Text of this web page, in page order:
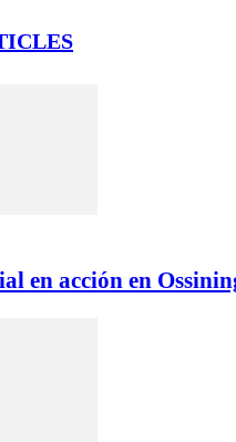
en acción en